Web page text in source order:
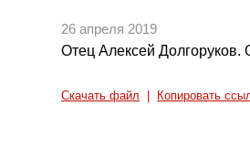
26 апреля 2019
Отец Алексей Долгоруков.
Скачать файл Копировать